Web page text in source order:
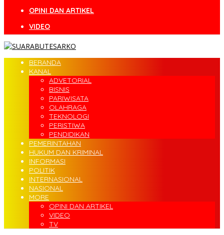
OPINI DAN ARTIKEL
VIDEO
BERANDA
KANAL
ADVETORIAL
BISNIS
PARIWISATA
OLAHRAGA
TEKNOLOGI
PERISTIWA
PENDIDIKAN
PEMERINTAHAN
HUKUM DAN KRIMINAL
INFORMASI
POLITIK
INTERNASIONAL
NASIONAL
MORE
OPINI DAN ARTIKEL
VIDEO
TV